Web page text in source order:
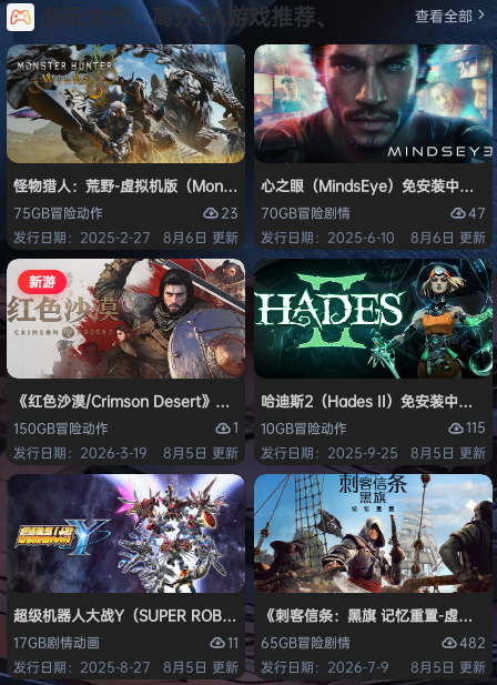
必玩大作、高分3A游戏推荐、 查看全部
怪物猎人：荒野-虚拟机版（Monster Hunter Wilds HYPERVISOR）免安
75GB冒险动作
23
发行日期：2025-2-27
8月6日 更新
心之眼（MindsEye）免安装中文版
70GB冒险剧情
47
发行日期：2025-6-10
8月6日 更新
新游
《红色沙漠/Crimson Desert》免安装中文版
150GB冒险动作
1
发行日期：2026-3-19
8月5日 更新
哈迪斯2（Hades II）免安装中文版
10GB冒险动作
115
发行日期：2025-9-25
8月5日 更新
超级机器人大战Y（SUPER ROBOT WARS Y）免安装中文版
17GB剧情动画
11
发行日期：2025-8-27
8月5日 更新
《刺客信条：黑旗 记忆重置-虚拟
65GB冒险剧情
482
发行日期：2026-7-9
8月5日 更新